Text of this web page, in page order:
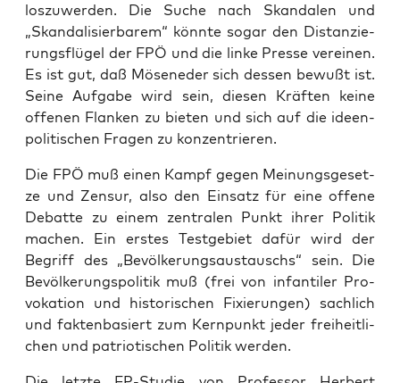
los­zu­wer­den. Die Suche nach Skan­da­len und
„Skan­da­li­sier­ba­rem“ könn­te sogar den Distan­zie­
rungs­flü­gel der FPÖ und die lin­ke Pres­se ver­ei­nen.
Es ist gut, daß Möse­ne­der sich des­sen bewußt ist.
Sei­ne Auf­ga­be wird sein, die­sen Kräf­ten kei­ne
offe­nen Flan­ken zu bie­ten und sich auf die ideen­
po­li­ti­schen Fra­gen zu konzentrieren.
Die FPÖ muß einen Kampf gegen Mei­nungs­ge­set­
ze und Zen­sur, also den Ein­satz für eine offe­ne
Debat­te zu einem zen­tra­len Punkt ihrer Poli­tik
machen. Ein ers­tes Test­ge­biet dafür wird der
Begriff des „Bevöl­ke­rungs­aus­tauschs“ sein. Die
Bevöl­ke­rungs­po­li­tik muß (frei von infan­ti­ler Pro­
vo­ka­ti­on und his­to­ri­schen Fixie­run­gen) sach­lich
und fak­ten­ba­siert zum Kern­punkt jeder frei­heit­li­
chen und patrio­ti­schen Poli­tik werden.